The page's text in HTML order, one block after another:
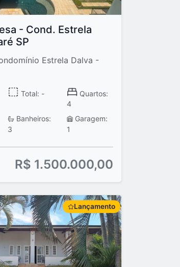
- Cond. Estrela
SP
Estrela Dalva -
Total: -
Quartos:
4
Banheiros:
3
Garagem:
1
R$ 1.500.000,00
Lançamento